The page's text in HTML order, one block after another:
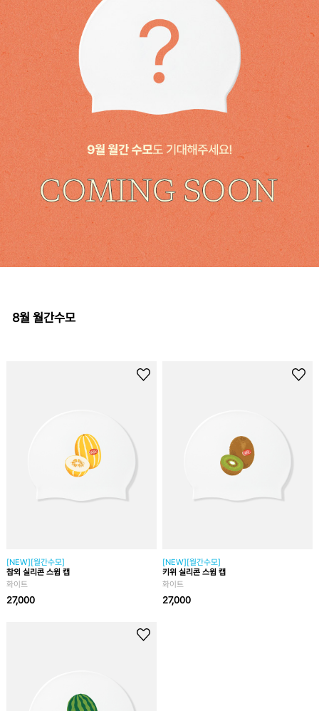
8월 월간수모
[NEW][월간수모]
참외 실리콘 스윔 캡
화이트
27,000
[NEW][월간수모]
키위 실리콘 스윔 캡
화이트
27,000